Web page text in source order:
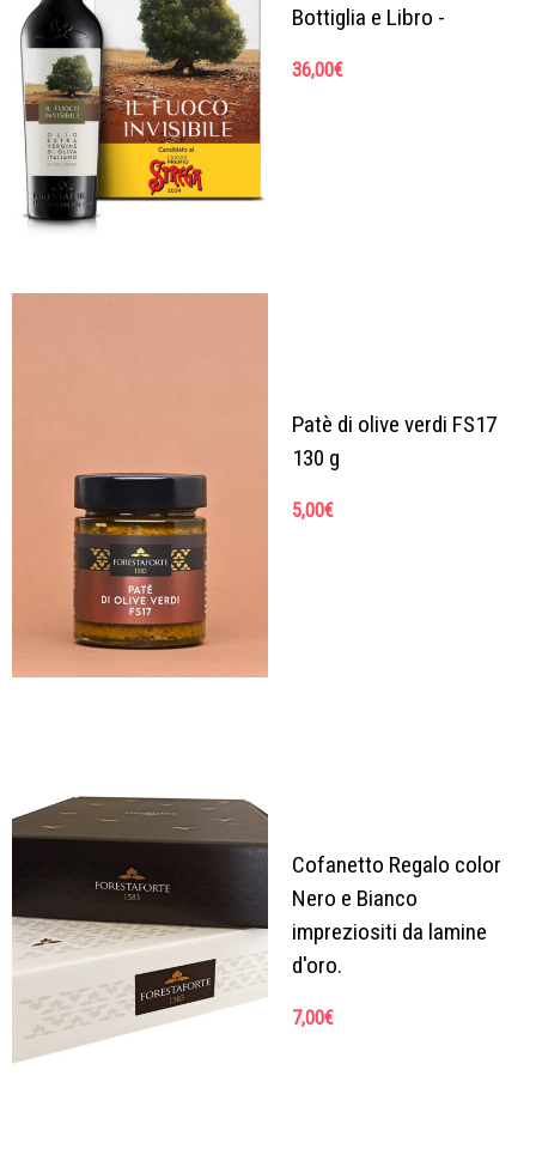
Bottiglia e Libro -
36,00€
Patè di olive verdi FS17
130 g
5,00€
Cofanetto Regalo color
Nero e Bianco
impreziositi da lamine
d'oro.
7,00€